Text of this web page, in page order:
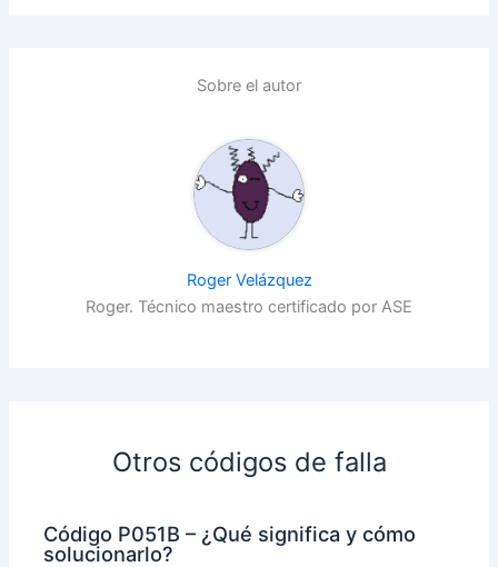
Sobre el autor
Roger Velázquez
Roger. Técnico maestro certificado por ASE
Otros códigos de falla
Código P051B – ¿Qué significa y cómo
solucionarlo?